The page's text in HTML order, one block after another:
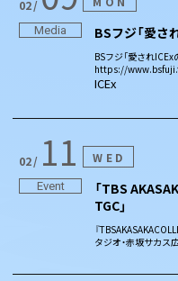
02
Media BSフジ「愛さ
BSフジ「愛され
https://
ICEx
02 11 WED
Event
「TBS
TGC」
『
タジオ・赤坂サカ